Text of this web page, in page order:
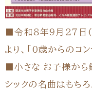
■令和８年９月２７
より、「０歳からのコ
■小さな お子様から
シックの名曲はもち